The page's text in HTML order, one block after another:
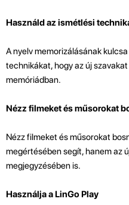
Használd az ismétlési
A nyelv memorizálásának
technikákat, hogy az új
memóriádban.
Nézz filmeket és műsorokat
Nézz filmeket és műsorokat
megértésében segít, hanem az
megjegyzésében is.
Használja a LinGo Play